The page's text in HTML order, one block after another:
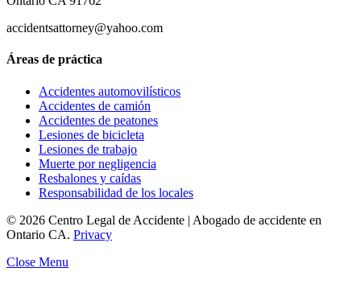
accidentsattorney@yahoo.com
Áreas de práctica
Accidentes automovilísticos
Accidentes de camión
Accidentes de peatones
Lesiones de bicicleta
Lesiones de trabajo
Muerte por negligencia
Resbalones y caídas
Responsabilidad de los locales
© 2026 Centro Legal de Accidente | Abogado de accidente en
Ontario CA. Privacy
Close Menu